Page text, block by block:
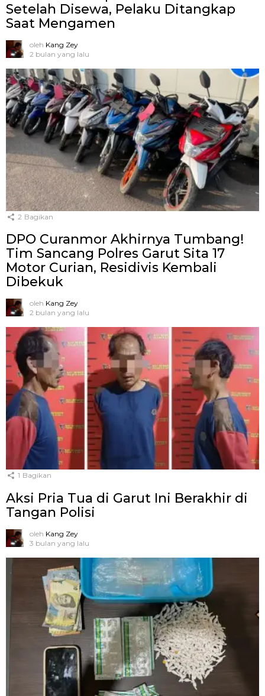
Setelah Disewa, Pelaku Ditangkap
Saat Mengamen
oleh Kang Zey
2 bulan yang lalu
2 Bagikan
DPO Curanmor Akhirnya Tumbang!
Tim Sancang Polres Garut Sita 17
Motor Curian, Residivis Kembali
Dibekuk
oleh Kang Zey
2 bulan yang lalu
1 Bagikan
Aksi Pria Tua di Garut Ini Berakhir di
Tangan Polisi
oleh Kang Zey
3 bulan yang lalu